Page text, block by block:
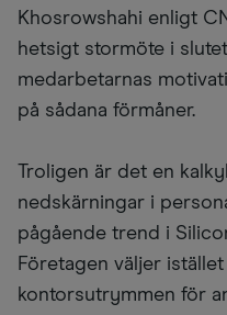
Khosrowshahi enligt
hetsigt stormöte i
medarbetarnas
på sådana förmåner.
Troligen är det en
nedskärningar i
pågående trend i
Företagen väljer
kontorsutrymmen för